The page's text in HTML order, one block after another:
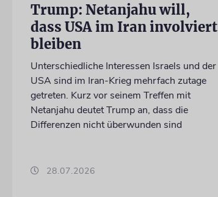
Trump: Netanjahu will,
dass USA im Iran involviert
bleiben
Unterschiedliche Interessen Israels und der
USA sind im Iran-Krieg mehrfach zutage
getreten. Kurz vor seinem Treffen mit
Netanjahu deutet Trump an, dass die
Differenzen nicht überwunden sind
28.07.2026